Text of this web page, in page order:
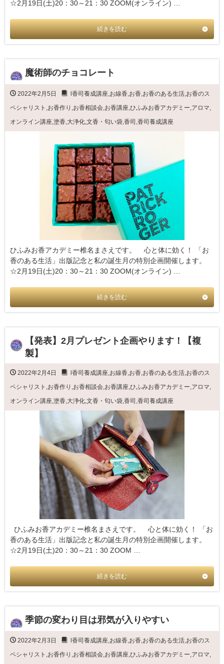
☆2月19日(土)20：30～21：30 ZOOM(オンライン) …
続きを読む
魔術師のチョコレート
2022年2月5日 l香司養成講座 お線香 お香 お香のある生活 お香のス
ペシャリスト お香作り お香相談会 お香講座 ひふみお香アカデミー アロマ
オンライン講座 塗香 大浄化 文香・匂い袋 香司 香司養成講座
ひふみお香アカデミー椎名まさえです。 心と体に効く！ 「お
香のある生活」出版記念と私の誕生月の特別企画開催します。
☆2月19日(土)20：30～21：30 ZOOM(オンライン) …
続きを読む
【発表】2月プレゼント企画やります！【複
製】
2022年2月4日 l香司養成講座 お線香 お香 お香のある生活 お香のス
ペシャリスト お香作り お香相談会 お香講座 ひふみお香アカデミー アロマ
オンライン講座 塗香 大浄化 文香・匂い袋 香司 香司養成講座
ひふみお香アカデミー椎名まさえです。 心と体に効く！ 「お
香のある生活」出版記念と私の誕生月の特別企画開催します。
☆2月19日(土)20：30～21：30 ZOOM …
続きを読む
季節の変わり目は邪気が入りやすい
2022年2月3日 l香司養成講座,お線香,お香,お香のある生活,お香のス
ペシャリスト ,お香作り ,お香相談会,お香講座,ひふみお香アカデミー,アロマ,